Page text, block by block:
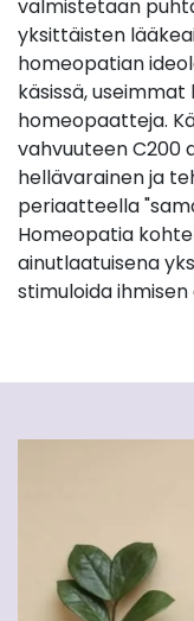
valmistetaan
yksittäisten
homeopatian
käsissä,
homeopaatteja.
vahvuuteen C200
hellävarainen ja
periaatteella
Homeopatia
ainutlaatuisena
stimuloida